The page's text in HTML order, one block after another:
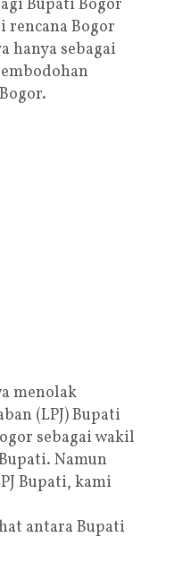
Bupati Bogor
rencana Bogor
hanya sebagai
menolak
(LPJ) Bupati
sebagai wakil
Namun
Bupati, kami
antara Bupati